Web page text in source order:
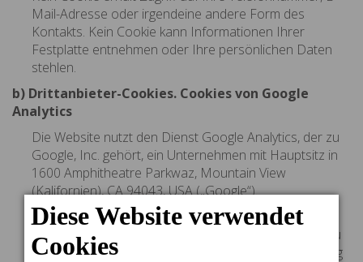
Mail-Adresse oder irgendeine andere Form des
Kontakts. Kein Cookie kann Informationen Ihrer
Festplatte entnehmen oder Ihre persönlichen Daten
stehlen.
b) Drittanbieter-Cookies. Cookies von Google
Analytics
Die Website nutzt den Dienst Google Analytics, der zu
Google, Inc. gehört, ein Unternehmen mit Hauptsitz in
1600 Amphitheatre Parkwaz, Mountain View
(Kalifornien), CA 94043, USA („Google“).
Google Analytics verwendet Cookies, um uns bei der
Analyse der Nutzung der Website durch die Nutzer zu
unterstützen. Die Information, die der Cookie in Bezug